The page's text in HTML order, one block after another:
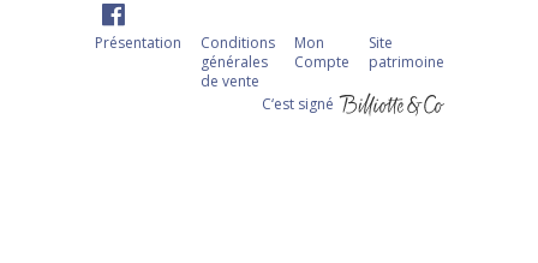
Présentation
Conditions
générales
de vente
Mon
Compte
Site
patrimoine
C‘est signé